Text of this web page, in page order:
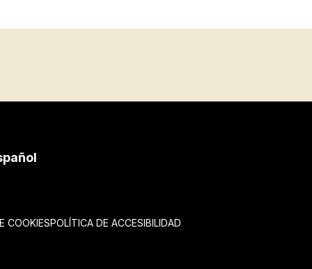
COOKIESPOLÍTICA DE ACCESIBILIDAD